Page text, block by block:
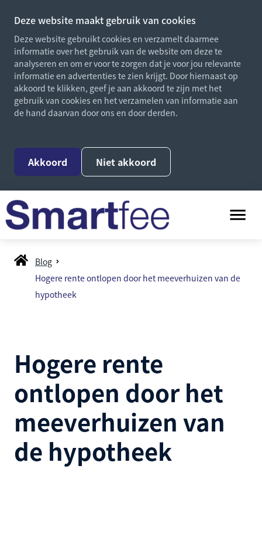
Deze website maakt gebruik van cookies
Deze website gebruikt cookies en verzamelt daarmee
informatie over het gebruik van de website om deze te
analyseren en om er voor te zorgen dat je voor jou relevante
informatie en advertenties te zien krijgt. Door hiernaast op
akkoord te klikken, geef je aan akkoord te zijn met het
gebruik van cookies en het verzamelen van informatie aan
de hand daarvan door ons en door derden.
Akkoord Niet akkoord
Blog
Hogere rente ontlopen door het meeverhuizen van de
hypotheek
Hogere rente
ontlopen door het
meeverhuizen van
de hypotheek